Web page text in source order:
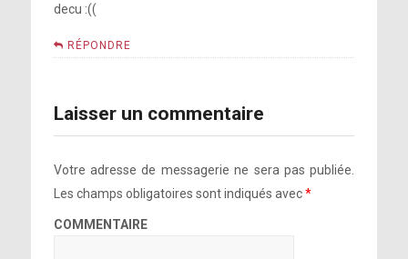
decu :((
RÉPONDRE
Laisser un commentaire
Votre adresse de messagerie ne sera pas publiée.
Les champs obligatoires sont indiqués avec*
COMMENTAIRE